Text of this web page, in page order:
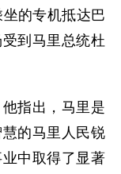
的专机抵达巴
到马里总统杜
指出，马里是
的马里人民锐
中取得了显著